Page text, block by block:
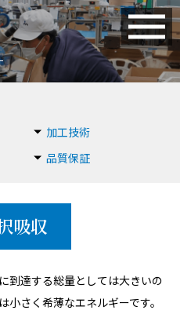
加工技術
品質保証
吸収
到達する総量としては大きいの
さく希薄なエネルギーです。